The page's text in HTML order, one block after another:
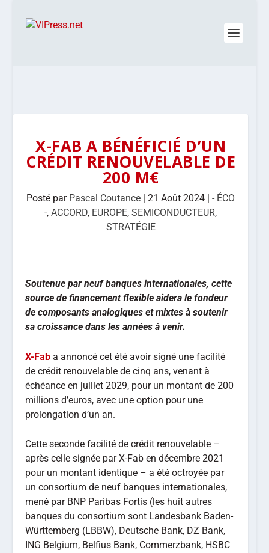
X-FAB A BÉNÉFICIÉ D’UN
CRÉDIT RENOUVELABLE DE
200 M€
Posté par Pascal Coutance |21 Août 2024 |- ÉCO
-,ACCORD, EUROPE,SEMICONDUCTEUR,
STRATÉGIE
Soutenue par neuf banques internationales, cette
source de financement flexible aidera le fondeur
de composants analogiques et mixtes à soutenir
sa croissance dans les années à venir.
X-Fab a annoncé cet été avoir signé une facilité
de crédit renouvelable de cinq ans, venant à
échéance en juillet 2029, pour un montant de 200
millions d’euros, avec une option pour une
prolongation d’un an.
Cette seconde facilité de crédit renouvelable –
après celle signée par X-Fab en décembre 2021
pour un montant identique – a été octroyée par
un consortium de neuf banques internationales,
mené par BNP Paribas Fortis (les huit autres
banques du consortium sont Landesbank Baden-
Württemberg (LBBW), Deutsche Bank, DZ Bank,
ING Belgium, Belfius Bank, Commerzbank, HSBC